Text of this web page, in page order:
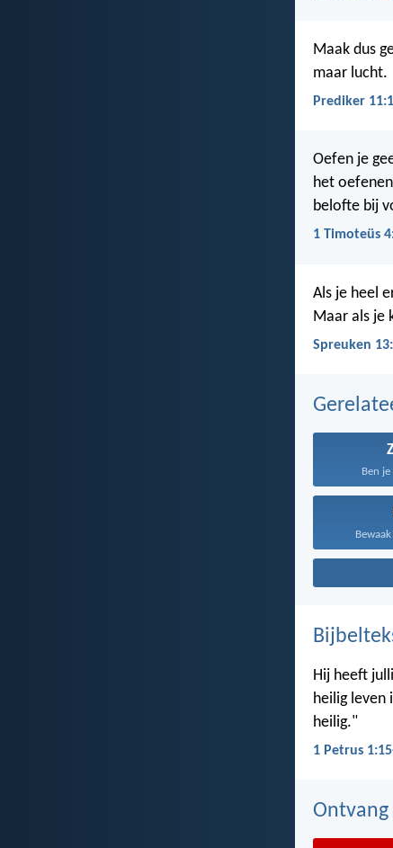
Maak dus
maar lucht.
Prediker
Oefen je
het oefenen
belofte bij
1 Timoteüs
Als je heel
Maar als je
Spreuken
Ben
Hij heeft
heilig leven
heilig."
1 Petrus